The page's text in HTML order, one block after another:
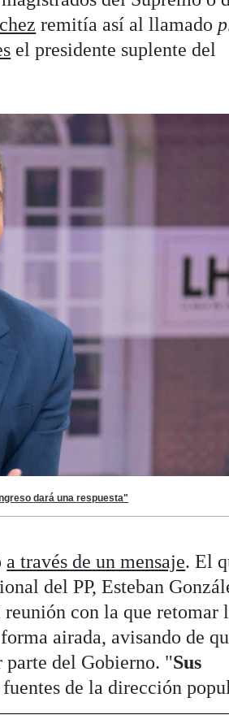
remitía así al llamado
el presidente suplente del
dará una respuesta"
a través de un mensaje. El
del PP, Esteban
con la que retomar
airada, avisando de
del Gobierno. "Sus
de la dirección